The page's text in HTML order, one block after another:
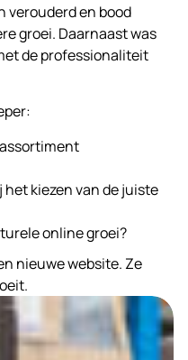
verouderd en bood
groei. Daarnaast was
de professionaliteit
kiezen van de juiste
online groei?
nieuwe website. Ze